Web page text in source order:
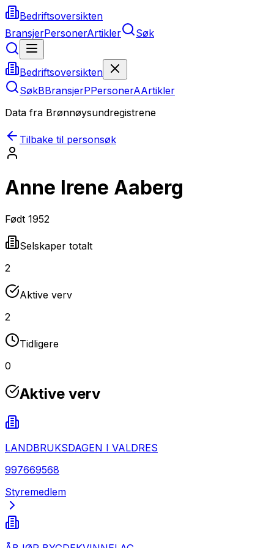
Bedriftsoversikten
BransjerPersonerArtikler Søk
Bedriftsoversikten
SøkBBransjerPPersonerAArtikler
Data fra Brønnøysundregistrene
Tilbake til personsøk
Anne Irene Aaberg
Født 1952
Selskaper totalt
2
Aktive verv
2
Tidligere
0
Aktive verv
LANDBRUKSDAGEN I VALDRES
997669568
Styremedlem